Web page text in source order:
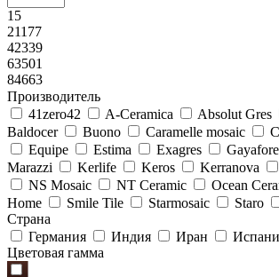
15
21177
42339
63501
84663
Производитель
41zero42
A-Ceramica Absolut Gres
Baldocer
Buono Caramelle mosaic
Equipe
Estima Exagres
Marazzi
Kerlife Keros Kerranova
NS Mosaic
NT Ceramic Ocean
Home
Smile Tile Starmosaic Staro
Страна
Германия
Индия Иран
Цветовая гамма